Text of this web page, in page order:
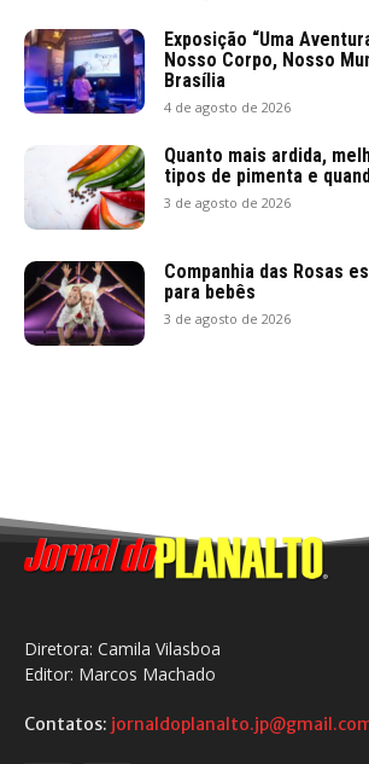
Exposição “Uma
Nosso Corpo, Nosso
Brasília
4 de agosto de 2026
Quanto mais ardida,
tipos de pimenta e
3 de agosto de 2026
Companhia das Rosas
para bebês
3 de agosto de 2026
Diretora: Camila Vilasboa
Editor: Marcos Machado
Contatos: